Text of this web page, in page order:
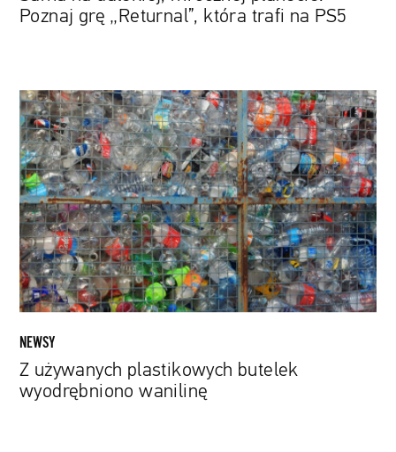
Poznaj grę „Returnal”, która trafi na PS5
Z
używanych
plastikowych
butelek
wyodrębniono
wanilinę
NEWSY
Z używanych plastikowych butelek
wyodrębniono wanilinę